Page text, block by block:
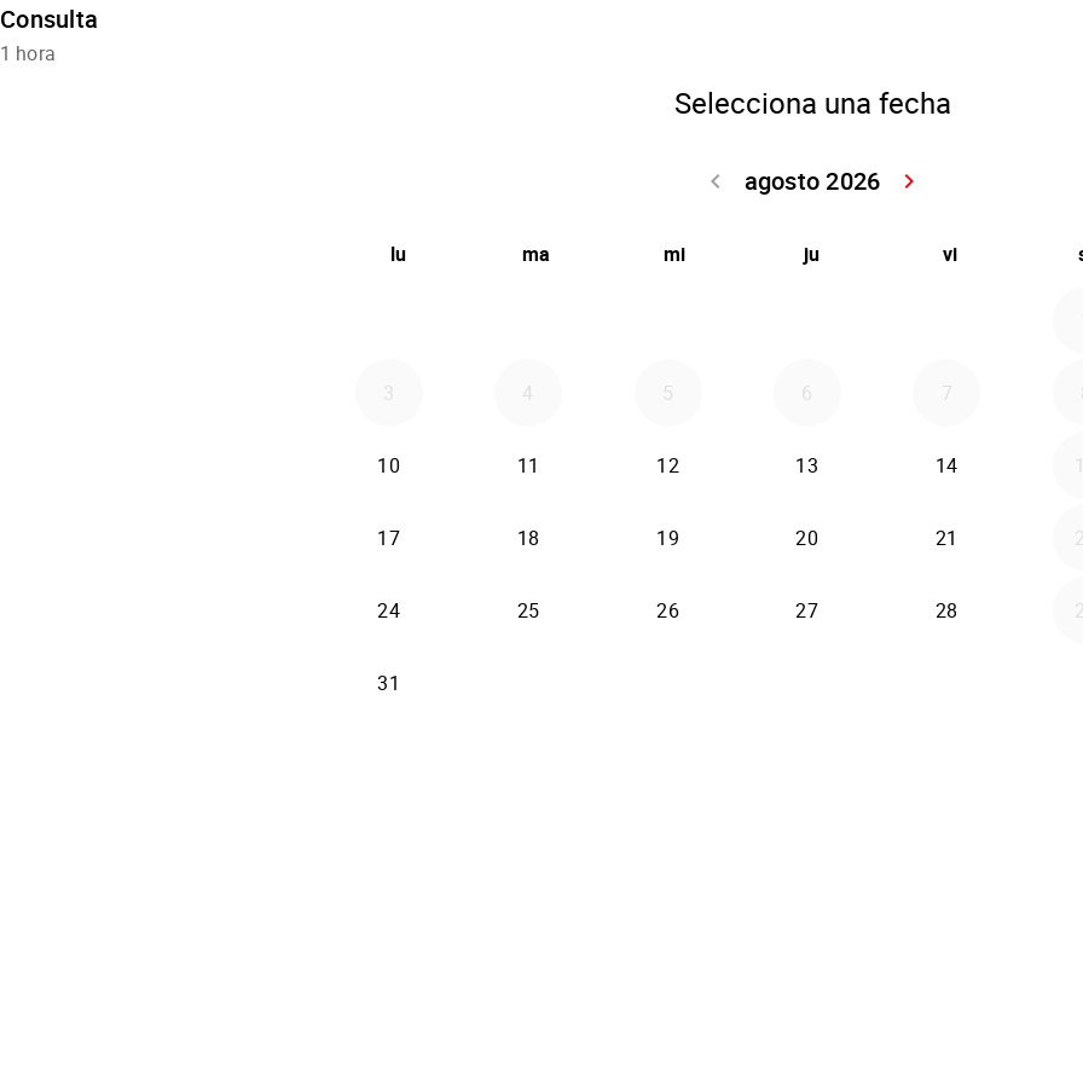
Consulta
1 hora
Selecciona una fecha
agosto 2026
keyboard_arrow_left
keyboard_arrow_right
lu ma mi ju vi
3 4 5 6 7
10 11 12 13 14
17 18 19 20 21
24 25 26 27 28
31